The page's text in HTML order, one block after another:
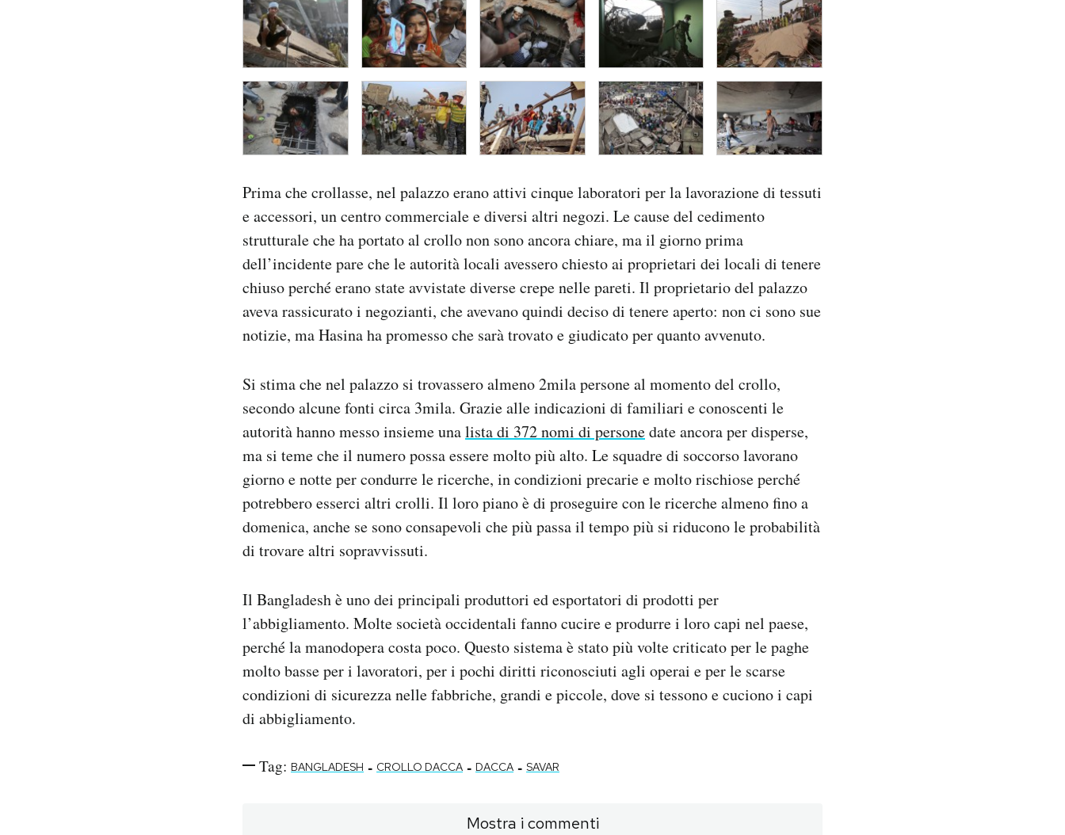
Prima che crollasse, nel palazzo erano attivi cinque laboratori per la lavorazione di tessuti
e accessori, un centro commerciale e diversi altri negozi. Le cause del cedimento
strutturale che ha portato al crollo non sono ancora chiare, ma il giorno prima
dell’incidente pare che le autorità locali avessero chiesto ai proprietari dei locali di tenere
chiuso perché erano state avvistate diverse crepe nelle pareti. Il proprietario del palazzo
aveva rassicurato i negozianti, che avevano quindi deciso di tenere aperto: non ci sono sue
notizie, ma Hasina ha promesso che sarà trovato e giudicato per quanto avvenuto.
Si stima che nel palazzo si trovassero almeno 2mila persone al momento del crollo,
secondo alcune fonti circa 3mila. Grazie alle indicazioni di familiari e conoscenti le
autorità hanno messo insieme unalista di 372 nomi di personedate ancora per disperse,
ma si teme che il numero possa essere molto più alto. Le squadre di soccorso lavorano
giorno e notte per condurre le ricerche, in condizioni precarie e molto rischiose perché
potrebbero esserci altri crolli. Il loro piano è di proseguire con le ricerche almeno fino a
domenica, anche se sono consapevoli che più passa il tempo più si riducono le probabilità
di trovare altri sopravvissuti.
Il Bangladesh è uno dei principali produttori ed esportatori di prodotti per
l’abbigliamento. Molte società occidentali fanno cucire e produrre i loro capi nel paese,
perché la manodopera costa poco. Questo sistema è stato più volte criticato per le paghe
molto basse per i lavoratori, per i pochi diritti riconosciuti agli operai e per le scarse
condizioni di sicurezza nelle fabbriche, grandi e piccole, dove si tessono e cuciono i capi
di abbigliamento.
Tag: BANGLADESH - CROLLO DACCA - DACCA - SAVAR
Mostra i commenti